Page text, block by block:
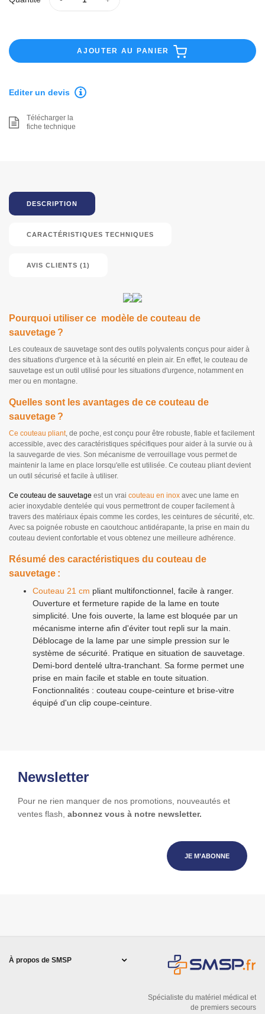
AJOUTER AU PANIER
Editer un devis
Télécharger la
fiche technique
DESCRIPTION
CARACTÉRISTIQUES TECHNIQUES
AVIS CLIENTS (1)
Pourquoi utiliser ce modèle de couteau de
sauvetage ?
Les couteaux de sauvetage sont des outils polyvalents conçus pour aider à
des situations d'urgence et à la sécurité en plein air. En effet, le couteau de
sauvetage est un outil utilisé pour les situations d'urgence, notamment en
mer ou en montagne.
Quelles sont les avantages de ce couteau de
sauvetage ?
Ce couteau pliant, de poche, est conçu pour être robuste, fiable et facilement
accessible, avec des caractéristiques spécifiques pour aider à la survie ou à
la sauvegarde de vies. Son mécanisme de verrouillage vous permet de
maintenir la lame en place lorsqu'elle est utilisée. Ce couteau pliant devient
un outil sécurisé et facile à utiliser.
Ce couteau de sauvetage est un vrai couteau en inox avec une lame en
acier inoxydable dentelée qui vous permettront de couper facilement à
travers des matériaux épais comme les cordes, les ceintures de sécurité, etc.
Avec sa poignée robuste en caoutchouc antidérapante, la prise en main du
couteau devient confortable et vous obtenez une meilleure adhérence.
Résumé des caractéristiques du couteau de
sauvetage :
Couteau 21 cm pliant multifonctionnel, facile à ranger.
Ouverture et fermeture rapide de la lame en toute
simplicité. Une fois ouverte, la lame est bloquée par un
mécanisme interne afin d'éviter tout repli sur la main.
Déblocage de la lame par une simple pression sur le
système de sécurité. Pratique en situation de sauvetage.
Demi-bord dentelé ultra-tranchant. Sa forme permet une
prise en main facile et stable en toute situation.
Fonctionnalités : couteau coupe-ceinture et brise-vitre
équipé d'un clip coupe-ceinture.
Newsletter
Pour ne rien manquer de nos promotions, nouveautés et
ventes flash, abonnez vous à notre newsletter.
JE M’ABONNE
À propos de SMSP
Spécialiste du matériel médical et
de premiers secours